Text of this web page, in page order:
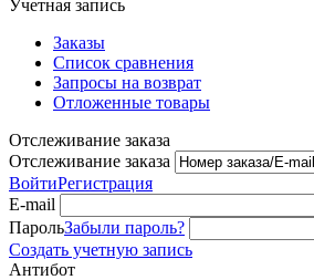
Учетная запись
Заказы
Список сравнения
Запросы на возврат
Отложенные товары
Отслеживание заказа
Отслеживание заказа
ВойтиРегистрация
E-mail
ПарольЗабыли пароль?
Создать учетную запись
Антибот